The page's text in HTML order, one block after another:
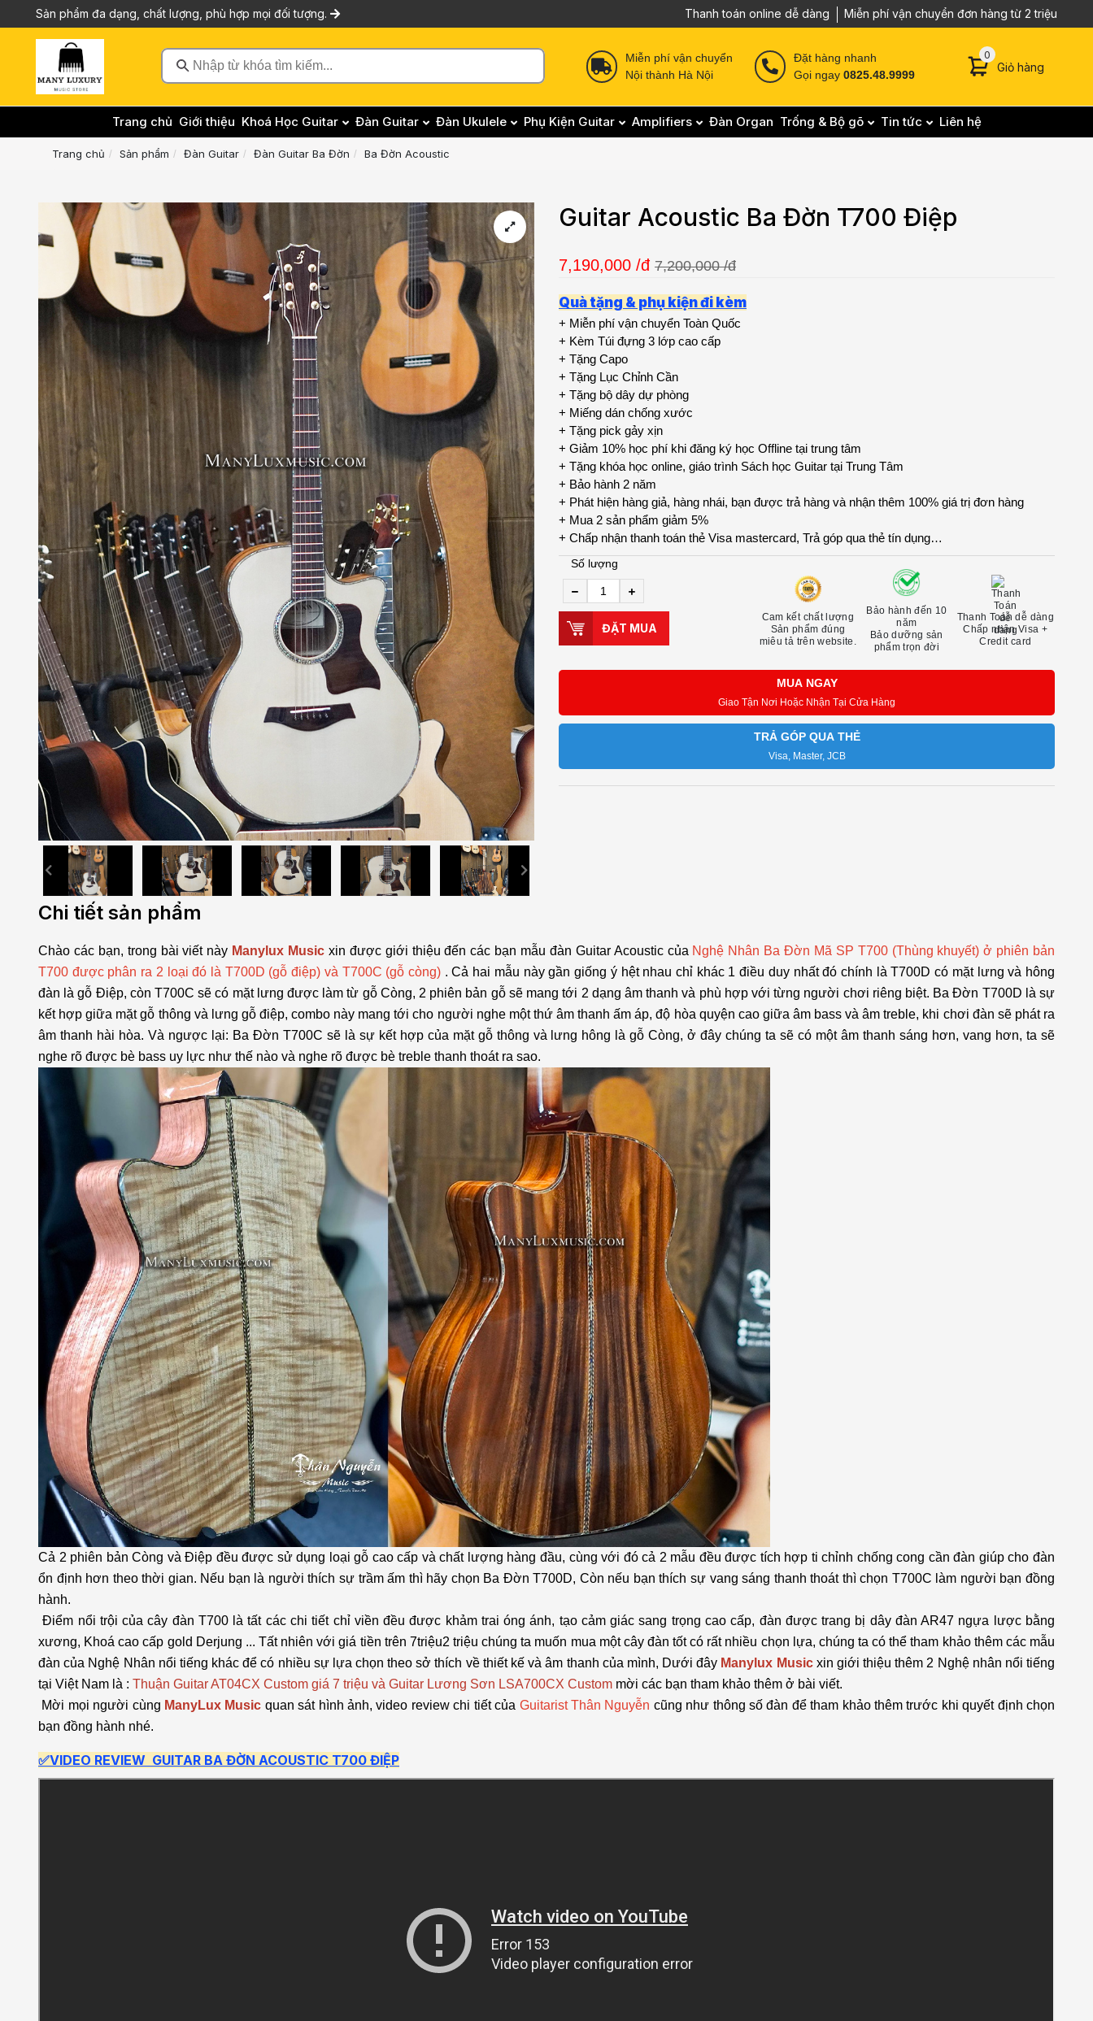
Sản phẩm đa dạng, chất lượng, phù hợp mọi đối tượng. Thanh toán online dễ dàng Miễn phí vận chuyển đơn hàng từ 2 triệu
Nhập từ khóa tìm kiếm...
Miễn phí vận chuyển
Nội thành Hà Nội
Đặt hàng nhanh
Gọi ngay0825.48.9999
00 sản phẩm trong
Giỏ hàng
Trang chủ Giới thiệu Khoá Học Guitar Đàn Guitar Đàn Ukulele Phụ Kiện Guitar Amplifiers Đàn Organ Trống & Bộ gõ Tin tức Liên hệ
Trang chủ Sản phẩm Đàn Guitar Đàn Guitar Ba Đờn Ba Đờn Acoustic
Guitar Acoustic Ba Đờn T700 Điệp
7,190,000 /đ 7,200,000 /đ
Quà tặng & phụ kiện đi kèm
+ Miễn phí vận chuyển Toàn Quốc
+ Kèm Túi đựng 3 lớp cao cấp
+ Tặng Capo
+ Tặng Lục Chỉnh Cần
+ Tặng bộ dây dự phòng
+ Miếng dán chống xước
+ Tặng pick gảy xịn
+ Giảm 10% học phí khi đăng ký học Offline tại trung tâm
+ Tặng khóa học online, giáo trình Sách học Guitar tại Trung Tâm
+ Bảo hành 2 năm
+ Phát hiện hàng giả, hàng nhái, bạn được trả hàng và nhận thêm 100% giá trị đơn hàng
+ Mua 2 sản phẩm giảm 5%
+ Chấp nhận thanh toán thẻ Visa mastercard, Trả góp qua thẻ tín dụng…
Số lượng
ĐẶT MUA
Cam kết chất lượng
Sản phẩm đúng
miêu tả trên website.
Bảo hành đến 10
năm
Bảo dưỡng sản
phẩm trọn đời
Thanh Toán dễ dàng
Chấp nhận Visa +
Credit card
MUA NGAY
Giao Tận Nơi Hoặc Nhận Tại Cửa Hàng
TRẢ GÓP QUA THẺ
Visa, Master, JCB
Chi tiết sản phẩm
Chào các bạn, trong bài viết này Manylux Music xin được giới thiệu đến các bạn mẫu đàn Guitar Acoustic của Nghệ Nhân Ba Đờn Mã SP T700 (Thùng khuyết) ở phiên bản
T700 được phân ra 2 loại đó là T700D (gỗ điệp) và T700C (gỗ còng) . Cả hai mẫu này gần giống ý hệt nhau chỉ khác 1 điều duy nhất đó chính là T700D có mặt lưng và hông
đàn là gỗ Điệp, còn T700C sẽ có mặt lưng được làm từ gỗ Còng, 2 phiên bản gỗ sẽ mang tới 2 dạng âm thanh và phù hợp với từng người chơi riêng biệt. Ba Đờn T700D là sự
kết hợp giữa mặt gỗ thông và lưng gỗ điệp, combo này mang tới cho người nghe một thứ âm thanh ấm áp, độ hòa quyện cao giữa âm bass và âm treble, khi chơi đàn sẽ phát ra
âm thanh hài hòa. Và ngược lại: Ba Đờn T700C sẽ là sự kết hợp của mặt gỗ thông và lưng hông là gỗ Còng, ở đây chúng ta sẽ có một âm thanh sáng hơn, vang hơn, ta sẽ
nghe rõ được bè bass uy lực như thế nào và nghe rõ được bè treble thanh thoát ra sao.
Cả 2 phiên bản Còng và Điệp đều được sử dụng loại gỗ cao cấp và chất lượng hàng đầu, cùng với đó cả 2 mẫu đều được tích hợp ti chỉnh chống cong cần đàn giúp cho đàn
ổn định hơn theo thời gian. Nếu bạn là người thích sự trầm ấm thì hãy chọn Ba Đờn T700D, Còn nếu bạn thích sự vang sáng thanh thoát thì chọn T700C làm người bạn đồng
hành.
Điểm nổi trội của cây đàn T700 là tất các chi tiết chỉ viền đều được khảm trai óng ánh, tạo cảm giác sang trọng cao cấp, đàn được trang bị dây đàn AR47 ngựa lược bằng
xương, Khoá cao cấp gold Derjung ... Tất nhiên với giá tiền trên 7triệu2 triệu chúng ta muốn mua một cây đàn tốt có rất nhiều chọn lựa, chúng ta có thể tham khảo thêm các mẫu
đàn của Nghệ Nhân nổi tiếng khác để có nhiều sự lựa chọn theo sở thích về thiết kế và âm thanh của mình, Dưới đây Manylux Music xin giới thiệu thêm 2 Nghệ nhân nổi tiếng
tại Việt Nam là : Thuận Guitar AT04CX Custom giá 7 triệu và Guitar Lương Sơn LSA700CX Custom mời các bạn tham khảo thêm ở bài viết.
Mời mọi người cùng ManyLux Music quan sát hình ảnh, video review chi tiết của Guitarist Thân Nguyễn cũng như thông số đàn để tham khảo thêm trước khi quyết định chọn
bạn đồng hành nhé.
✅VIDEO REVIEW GUITAR BA ĐỜN ACOUSTIC T700 ĐIỆP